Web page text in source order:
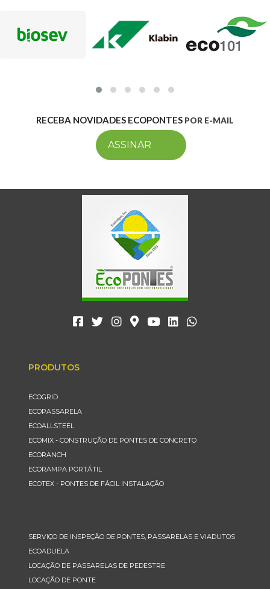
RECEBA NOVIDADES ECOPONTES POR E-MAIL
ASSINAR
PRODUTOS
ECOGRID
ECOPASSARELA
ECOALLSTEEL
ECOMIX - CONSTRUÇÃO DE PONTES DE CONCRETO
ECORANCH
ECORAMPA PORTÁTIL
ECOTEX - PONTES DE FÁCIL INSTALAÇÃO
SERVIÇO DE INSPEÇÃO DE PONTES, PASSARELAS E VIADUTOS
ECOADUELA
LOCAÇÃO DE PASSARELAS DE PEDESTRE
LOCAÇÃO DE PONTE